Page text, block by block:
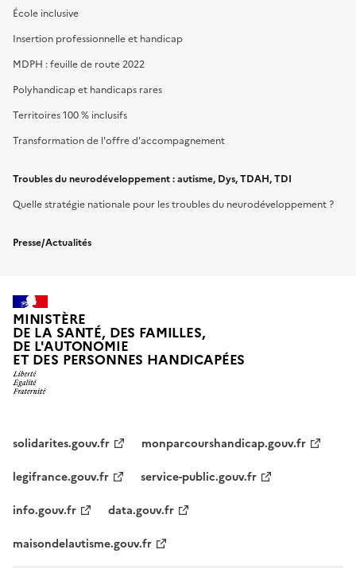
École inclusive
Insertion professionnelle et handicap
MDPH : feuille de route 2022
Polyhandicap et handicaps rares
Territoires 100 % inclusifs
Transformation de l'offre d'accompagnement
Troubles du neurodéveloppement : autisme, Dys, TDAH, TDI
Quelle stratégie nationale pour les troubles du neurodéveloppement ?
Presse/Actualités
MINISTÈRE
DE LA SANTÉ, DES FAMILLES,
DE L'AUTONOMIE
ET DES PERSONNES HANDICAPÉES
solidarites.gouv.fr
monparcourshandicap.gouv.fr
legifrance.gouv.fr
service-public.gouv.fr
info.gouv.fr
data.gouv.fr
maisondelautisme.gouv.fr